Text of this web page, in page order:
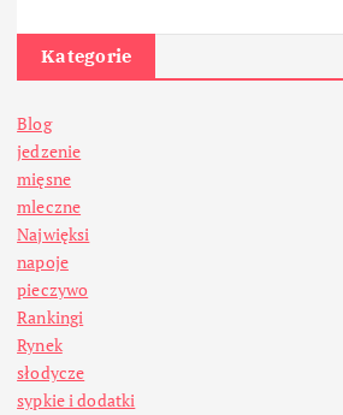
Kategorie
Blog
jedzenie
mięsne
mleczne
Najwięksi
napoje
pieczywo
Rankingi
Rynek
słodycze
sypkie i dodatki